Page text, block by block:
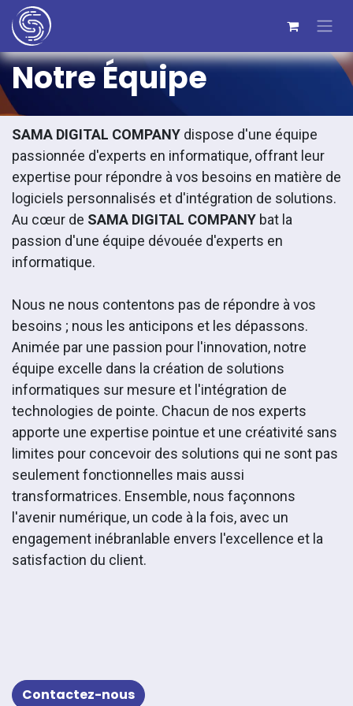
Notre Équipe
SAMA DIGITAL COMPANY dispose d'une équipe
passionnée d'experts en informatique, offrant leur
expertise pour répondre à vos besoins en matière de
logiciels personnalisés et d'intégration de solutions.
Au cœur de SAMA DIGITAL COMPANY bat la
passion d'une équipe dévouée d'experts en
informatique.
Nous ne nous contentons pas de répondre à vos
besoins ; nous les anticipons et les dépassons.
Animée par une passion pour l'innovation, notre
équipe excelle dans la création de solutions
informatiques sur mesure et l'intégration de
technologies de pointe. Chacun de nos experts
apporte une expertise pointue et une créativité sans
limites pour concevoir des solutions qui ne sont pas
seulement fonctionnelles mais aussi
transformatrices. Ensemble, nous façonnons
l'avenir numérique, un code à la fois, avec un
engagement inébranlable envers l'excellence et la
satisfaction du client.
Contactez-nous